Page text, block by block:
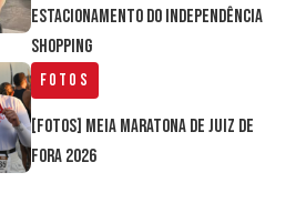
estacionamento do Independência
Shopping
Fotos
[FOTOS] Meia Maratona de Juiz de
Fora 2026